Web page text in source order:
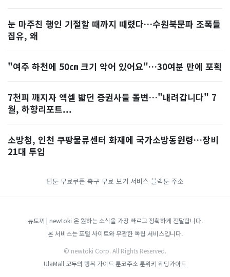
눈 마주친 행인 기절할 때까지 때렸다…수원북문파 조폭들
집유, 왜
"여주 하천에 50㎝ 크기 악어 있어요"…30여분 만에 포획
7천피 깨지자 엑셀 밟던 증권사들 돌변…"내려갑니다" 7
월, 하향리포트...
소방청, 인천 쿠팡물류센터 화재에 국가소방동원령…장비
21대 투입
탑툰 무료쿠폰 축구 무료 보기 서비스 블랙툰 주소
뉴토끼 | newtoki 은 원하는 소식을 가장 빠르고 정확하게 전달합니다.
본 서비스는 포털 사이트와 무관한 독립 서비스입니다.
© newtoki Corp. All Rights Reserved.
UlaMall 모두의 행복 가이드 툰코주소툰위키 웨딩가이드